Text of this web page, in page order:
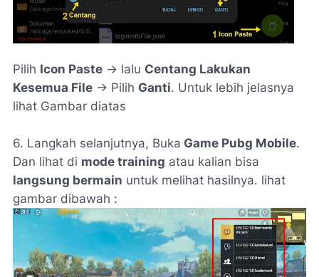
Pilih Icon Paste -> lalu Centang Lakukan
Kesemua File -> Pilih Ganti. Untuk lebih jelasnya
lihat Gambar diatas
6. Langkah selanjutnya, Buka Game Pubg Mobile.
Dan lihat di mode training atau kalian bisa
langsung bermain untuk melihat hasilnya. lihat
gambar dibawah :